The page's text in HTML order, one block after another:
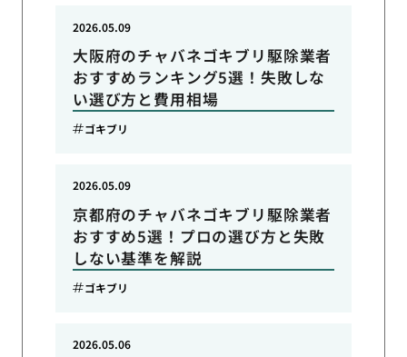
大阪府のチャバネゴキブリ駆除業者
おすすめランキング5選！失敗しな
い選び方と費用相場
2026.05.09
ゴキブリ
京都府のチャバネゴキブリ駆除業者
おすすめ5選！プロの選び方と失敗
しない基準を解説
2026.05.09
ゴキブリ
2026.05.06